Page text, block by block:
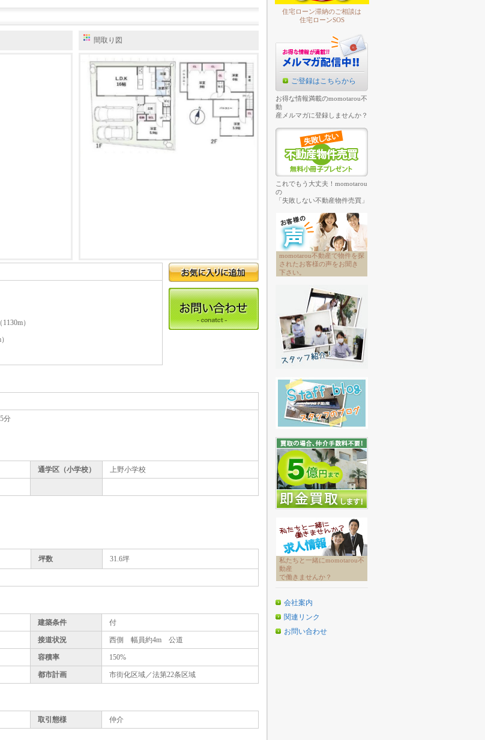
間取り図
1130m）
）
分
通学区（小学校） 上野小学校
坪数 31.6坪
建築条件 付
接道状況 西側 幅員約4m 公道
容積率 150%
都市計画 市街化区域／法第22条区域
取引態様 仲介
住宅ローン滞納のご相談は
住宅ローンSOS
ご登録はこちらから
お得な情報満載のmomotarou不
動
産メルマガに登録しませんか？
これでもう大丈夫！momotarou
の
「失敗しない不動産物件売買」
momotarou不動産で物件を探
されたお客様の声をお聞き
下さい。
私たちと一緒にmomotarou不
動産
で働きませんか？
会社案内
関連リンク
お問い合わせ